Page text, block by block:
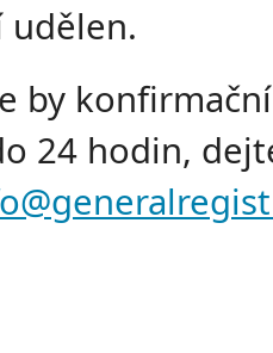
udělen.
by
24 hodin,